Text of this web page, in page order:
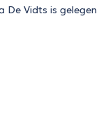
De Vidts is gelegen